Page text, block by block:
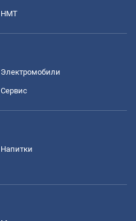
НМТ
Электромобили
Сервис
Напитки